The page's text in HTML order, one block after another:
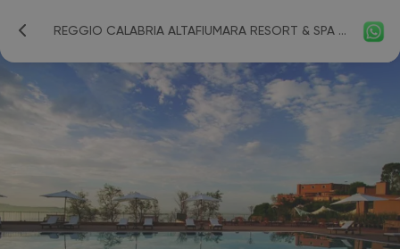
REGGIO CALABRIA ALTAFIUMARA RESORT & SPA (EX. ALTAFIUMARA RESORT & SPA) 5*